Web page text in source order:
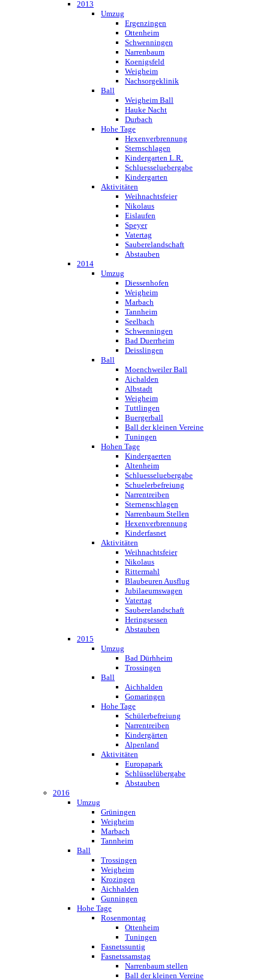
2013
Umzug
Ergenzingen
Ottenheim
Schwenningen
Narrenbaum
Koenigsfeld
Weigheim
Nachsorgeklinik
Ball
Weigheim Ball
Hauke Nacht
Durbach
Hohe Tage
Hexenverbrennung
Sternschlagen
Kindergarten L.R.
Schluesseluebergabe
Kindergarten
Aktivitäten
Weihnachtsfeier
Nikolaus
Eislaufen
Speyer
Vatertag
Sauberelandschaft
Abstauben
2014
Umzug
Diessenhofen
Weigheim
Marbach
Tannheim
Seelbach
Schwenningen
Bad Duerrheim
Deisslingen
Ball
Moenchweiler Ball
Aichalden
Albstadt
Weigheim
Tuttlingen
Buergerball
Ball der kleinen Vereine
Tuningen
Hohen Tage
Kindergaerten
Altenheim
Schluesseluebergabe
Schuelerbefreiung
Narrentreiben
Sternenschlagen
Narrenbaum Stellen
Hexenverbrennung
Kinderfasnet
Aktivitäten
Weihnachtsfeier
Nikolaus
Rittermahl
Blaubeuren Ausflug
Jubilaeumswagen
Vatertag
Sauberelandschaft
Heringsessen
Abstauben
2015
Umzug
Bad Dürhheim
Trossingen
Ball
Aichhalden
Gomaringen
Hohe Tage
Schülerbefreiung
Narrentreiben
Kindergärten
Alpenland
Aktivitäten
Europapark
Schlüsselübergabe
Abstauben
2016
Umzug
Grüningen
Weigheim
Marbach
Tannheim
Ball
Trossingen
Weigheim
Krozingen
Aichhalden
Gunningen
Hohe Tage
Rosenmontag
Ottenheim
Tuningen
Fasnetssuntig
Fasnetssamstag
Narrenbaum stellen
Ball der kleinen Vereine